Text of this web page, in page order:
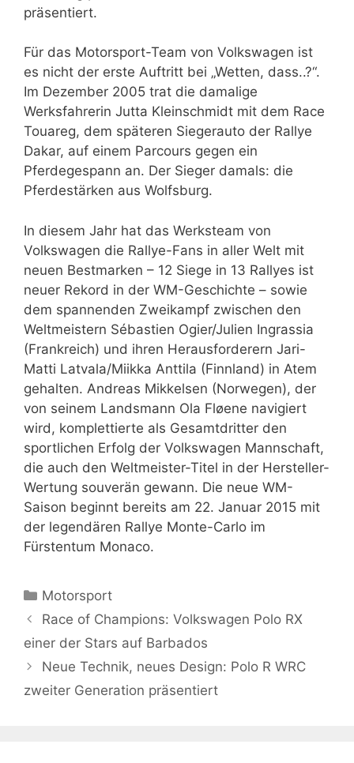
präsentiert.
Für das Motorsport-Team von Volkswagen ist
es nicht der erste Auftritt bei „Wetten, dass..?“.
Im Dezember 2005 trat die damalige
Werksfahrerin Jutta Kleinschmidt mit dem Race
Touareg, dem späteren Siegerauto der Rallye
Dakar, auf einem Parcours gegen ein
Pferdegespann an. Der Sieger damals: die
Pferdestärken aus Wolfsburg.
In diesem Jahr hat das Werksteam von
Volkswagen die Rallye-Fans in aller Welt mit
neuen Bestmarken – 12 Siege in 13 Rallyes ist
neuer Rekord in der WM-Geschichte – sowie
dem spannenden Zweikampf zwischen den
Weltmeistern Sébastien Ogier/Julien Ingrassia
(Frankreich) und ihren Herausforderern Jari-
Matti Latvala/Miikka Anttila (Finnland) in Atem
gehalten. Andreas Mikkelsen (Norwegen), der
von seinem Landsmann Ola Fløene navigiert
wird, komplettierte als Gesamtdritter den
sportlichen Erfolg der Volkswagen Mannschaft,
die auch den Weltmeister-Titel in der Hersteller-
Wertung souverän gewann. Die neue WM-
Saison beginnt bereits am 22. Januar 2015 mit
der legendären Rallye Monte-Carlo im
Fürstentum Monaco.
Kategorien
Motorsport
Race of Champions: Volkswagen Polo RX
einer der Stars auf Barbados
Neue Technik, neues Design: Polo R WRC
zweiter Generation präsentiert